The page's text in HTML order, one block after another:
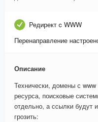
Редирект c WWW
Перенаправление
Описание
Технически, домены с
ресурса, поисковые
отдельно, а ссылки будут
грозить: